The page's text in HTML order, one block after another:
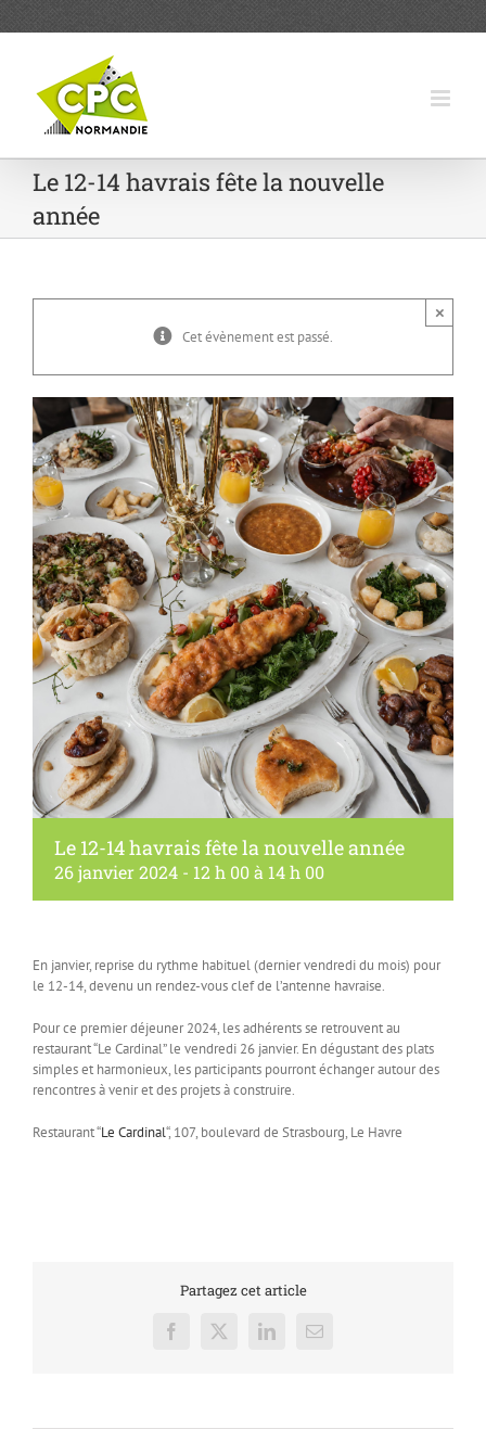
Le 12-14 havrais fête la nouvelle
année
Cet évènement est passé.
×
Le 12-14 havrais fête la nouvelle année
26 janvier 2024 - 12 h 00à 14 h 00
En janvier, reprise du rythme habituel (dernier vendredi du mois) pour
le 12-14, devenu un rendez-vous clef de l’antenne havraise.
Pour ce premier déjeuner 2024, les adhérents se retrouvent au
restaurant “Le Cardinal” le vendredi 26 janvier. En dégustant des plats
simples et harmonieux, les participants pourront échanger autour des
rencontres à venir et des projets à construire.
Restaurant “Le Cardinal“, 107, boulevard de Strasbourg, Le Havre
Partagez cet article
Facebook
X LinkedInEmail